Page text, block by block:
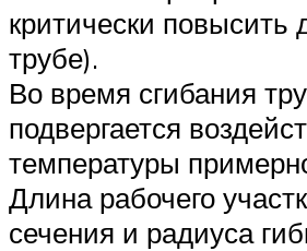
критически повысить
трубе).
Во время сгибания
подвергается
температуры
Длина рабочего
сечения и радиуса